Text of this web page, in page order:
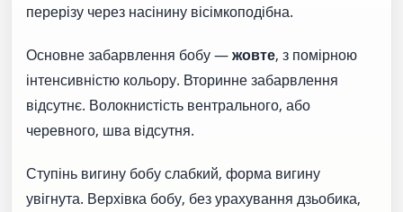
перерізу через насінину вісімкоподібна.
Основне забарвлення бобу —жовте, з помірною
інтенсивністю кольору. Вторинне забарвлення
відсутнє. Волокнистість вентрального, або
черевного, шва відсутня.
Ступінь вигину бобу слабкий, форма вигину
увігнута. Верхівка бобу, без урахування дзьобика,